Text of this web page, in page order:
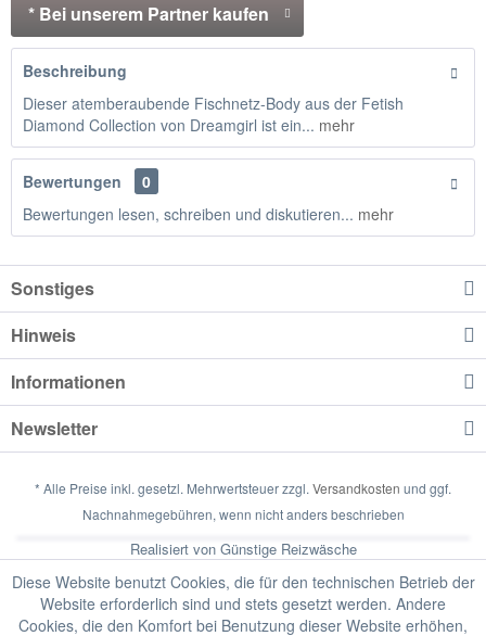
* Bei unserem Partner kaufen
Beschreibung
Dieser atemberaubende Fischnetz-Body aus der Fetish
Diamond Collection von Dreamgirl ist ein... mehr
Bewertungen
0
Bewertungen lesen, schreiben und diskutieren... mehr
Sonstiges
Hinweis
Informationen
Newsletter
* Alle Preise inkl. gesetzl. Mehrwertsteuer zzgl. Versandkosten und ggf.
Nachnahmegebühren, wenn nicht anders beschrieben
Realisiert von Günstige Reizwäsche
Diese Website benutzt Cookies, die für den technischen Betrieb der
Website erforderlich sind und stets gesetzt werden. Andere
Cookies, die den Komfort bei Benutzung dieser Website erhöhen,